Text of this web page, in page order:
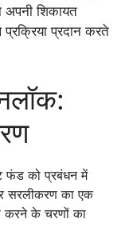
अपनी शिकायत
प्रदान करते
फंड को प्रबंधन में
सरलीकरण का एक
करने के चरणों का